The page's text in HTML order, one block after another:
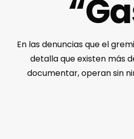
En las denuncias que el
detalla que existen más
documentar, operan sin